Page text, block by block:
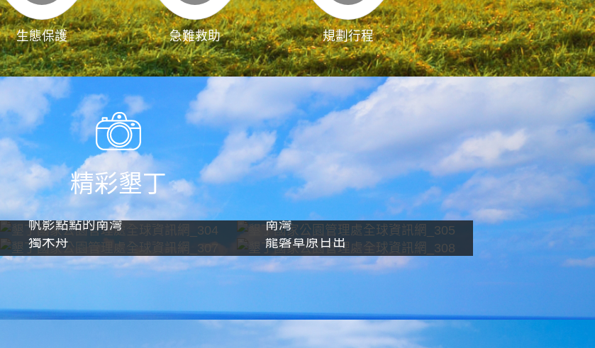
生態保護 急難救助 規劃行程 影像直播
精彩墾丁
帆影點點的南灣
南灣
獨木舟 龍磐草原日出